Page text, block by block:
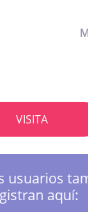
VISITA
usuarios
aquí: